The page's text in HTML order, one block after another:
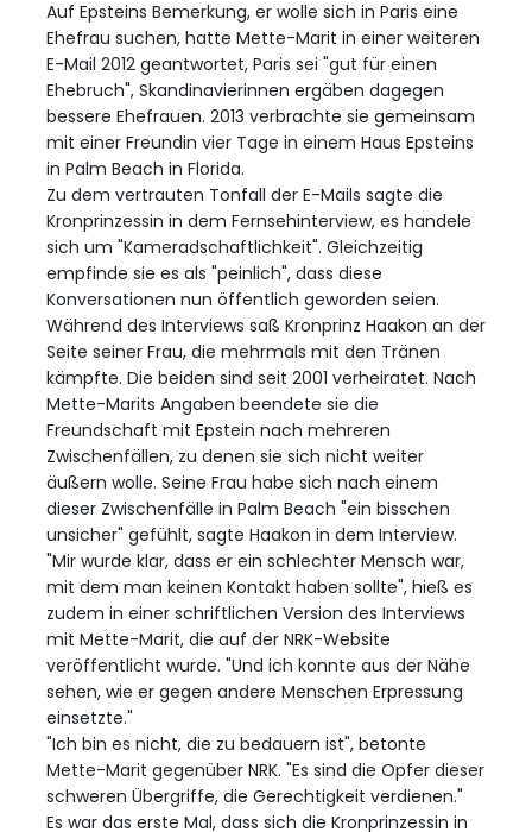
Auf Epsteins Bemerkung, er wolle sich in Paris eine
Ehefrau suchen, hatte Mette-Marit in einer weiteren
E-Mail 2012 geantwortet, Paris sei "gut für einen
Ehebruch", Skandinavierinnen ergäben dagegen
bessere Ehefrauen. 2013 verbrachte sie gemeinsam
mit einer Freundin vier Tage in einem Haus Epsteins
in Palm Beach in Florida.
Zu dem vertrauten Tonfall der E-Mails sagte die
Kronprinzessin in dem Fernsehinterview, es handele
sich um "Kameradschaftlichkeit". Gleichzeitig
empfinde sie es als "peinlich", dass diese
Konversationen nun öffentlich geworden seien.
Während des Interviews saß Kronprinz Haakon an der
Seite seiner Frau, die mehrmals mit den Tränen
kämpfte. Die beiden sind seit 2001 verheiratet. Nach
Mette-Marits Angaben beendete sie die
Freundschaft mit Epstein nach mehreren
Zwischenfällen, zu denen sie sich nicht weiter
äußern wolle. Seine Frau habe sich nach einem
dieser Zwischenfälle in Palm Beach "ein bisschen
unsicher" gefühlt, sagte Haakon in dem Interview.
"Mir wurde klar, dass er ein schlechter Mensch war,
mit dem man keinen Kontakt haben sollte", hieß es
zudem in einer schriftlichen Version des Interviews
mit Mette-Marit, die auf der NRK-Website
veröffentlicht wurde. "Und ich konnte aus der Nähe
sehen, wie er gegen andere Menschen Erpressung
einsetzte."
"Ich bin es nicht, die zu bedauern ist", betonte
Mette-Marit gegenüber NRK. "Es sind die Opfer dieser
schweren Übergriffe, die Gerechtigkeit verdienen."
Es war das erste Mal, dass sich die Kronprinzessin in